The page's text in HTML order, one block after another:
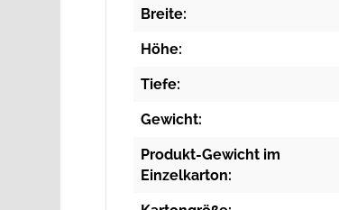
Breite:
Höhe:
Tiefe:
Gewicht:
Produkt-Gewicht im
Einzelkarton: